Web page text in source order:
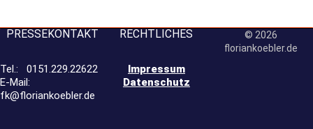
PRESSEKONTAKT
Tel.:
0151.229.22622
E-Mail:
fk@floriankoebler.de
RECHTLICHES
Impressum
Datenschutz
© 2026
floriankoebler.de